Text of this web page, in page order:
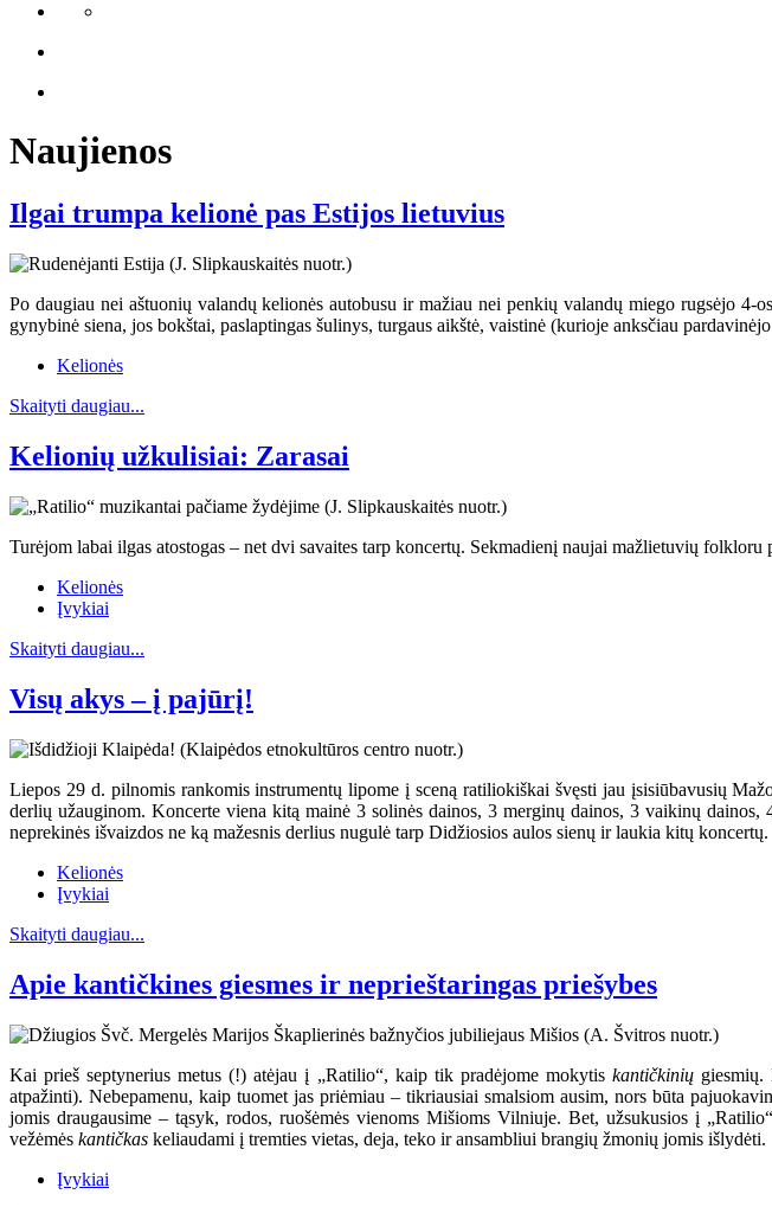
Naujienos
Ilgai trumpa kelionė pas Estijos lietuvius
Po daugiau nei aštuonių valandų kelionės autobusu ir mažiau nei penkių valandų miego rugsėjo
gynybinė siena, jos bokštai, paslaptingas šulinys, turgaus aikštė, vaistinė (kurioje anksčiau
Kelionės
Skaityti daugiau...
Kelionių užkulisiai: Zarasai
Turėjom labai ilgas atostogas – net dvi savaites tarp koncertų. Sekmadienį naujai mažlietuvių
Kelionės
Įvykiai
Skaityti daugiau...
Visų akys – į pajūrį!
Liepos 29 d. pilnomis rankomis instrumentų lipome į sceną ratiliokiškai švęsti jau įsisiūbavusių
derlių užauginom. Koncerte viena kitą mainė 3 solinės dainos, 3 merginų dainos, 3 vaikinų
neprekinės išvaizdos ne ką mažesnis derlius nugulė tarp Didžiosios aulos sienų ir laukia kitų koncertų.
Kelionės
Įvykiai
Skaityti daugiau...
Apie kantičkines giesmes ir neprieštaringas priešybes
Kai prieš septynerius metus (!) atėjau į „Ratilio“, kaip tik pradėjome mokytis kantičkiniųgiesmių.
atpažinti). Nebepamenu, kaip tuomet jas priėmiau – tikriausiai smalsiom ausim, nors būta
jomis draugausime – tąsyk, rodos, ruošėmės vienoms Mišioms Vilniuje. Bet, užsukusios į
vežėmės kantičkas keliaudami į tremties vietas, deja, teko ir ansambliui brangių žmonių jomis išlydėti.
Įvykiai